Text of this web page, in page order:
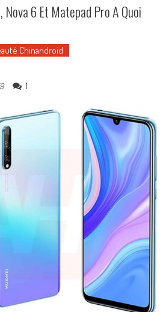
6 Et Matepad Pro A Quoi
Chinandroid
1